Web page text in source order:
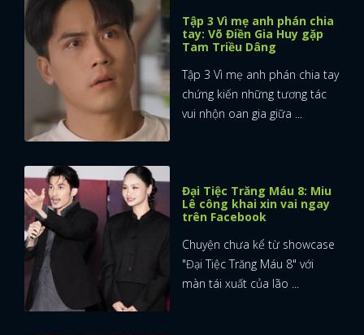
Tập 3 Vì mẹ anh phán chia
tay: Võ Điền Gia Huy gặp
Tam Triều Dâng
Tập 3 Vì mẹ anh phán chia tay
chứng kiến những tương tác
vui nhộn oan gia giữa ...
Đại Tiệc Trăng Máu 8: Miu
Lê công khai xin vai ngay
trên Facebook
Chuyện chưa kể từ showcase
"Đại Tiệc Trăng Máu 8" với
màn tái xuất của lão ...